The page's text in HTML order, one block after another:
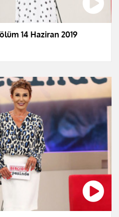
14 Haziran 2019